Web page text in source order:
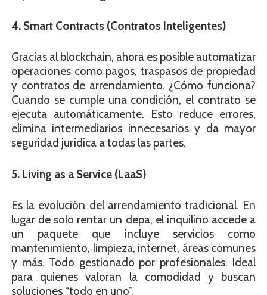
4. Smart Contracts (Contratos Inteligentes)
Gracias al blockchain, ahora es posible automatizar
operaciones como pagos, traspasos de propiedad
y contratos de arrendamiento. ¿Cómo funciona?
Cuando se cumple una condición, el contrato se
ejecuta automáticamente. Esto reduce errores,
elimina intermediarios innecesarios y da mayor
seguridad jurídica a todas las partes.
5. Living as a Service (LaaS)
Es la evolución del arrendamiento tradicional. En
lugar de solo rentar un depa, el inquilino accede a
un paquete que incluye servicios como
mantenimiento, limpieza, internet, áreas comunes
y más. Todo gestionado por profesionales. Ideal
para quienes valoran la comodidad y buscan
soluciones “todo en uno”.